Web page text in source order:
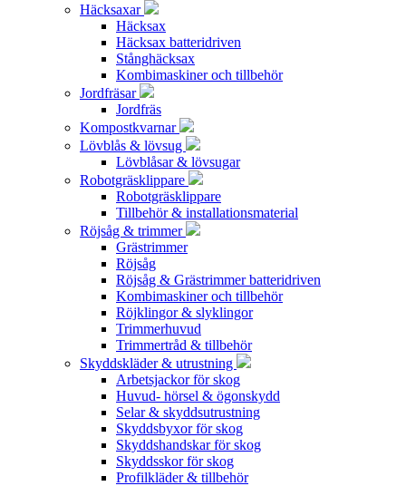
Häcksaxar
Häcksax
Häcksax batteridriven
Stånghäcksax
Kombimaskiner och tillbehör
Jordfräsar
Jordfräs
Kompostkvarnar
Lövblås & lövsug
Lövblåsar & lövsugar
Robotgräsklippare
Robotgräsklippare
Tillbehör & installationsmaterial
Röjsåg & trimmer
Grästrimmer
Röjsåg
Röjsåg & Grästrimmer batteridriven
Kombimaskiner och tillbehör
Röjklingor & slyklingor
Trimmerhuvud
Trimmertråd & tillbehör
Skyddskläder & utrustning
Arbetsjackor för skog
Huvud- hörsel & ögonskydd
Selar & skyddsutrustning
Skyddsbyxor för skog
Skyddshandskar för skog
Skyddsskor för skog
Profilkläder & tillbehör